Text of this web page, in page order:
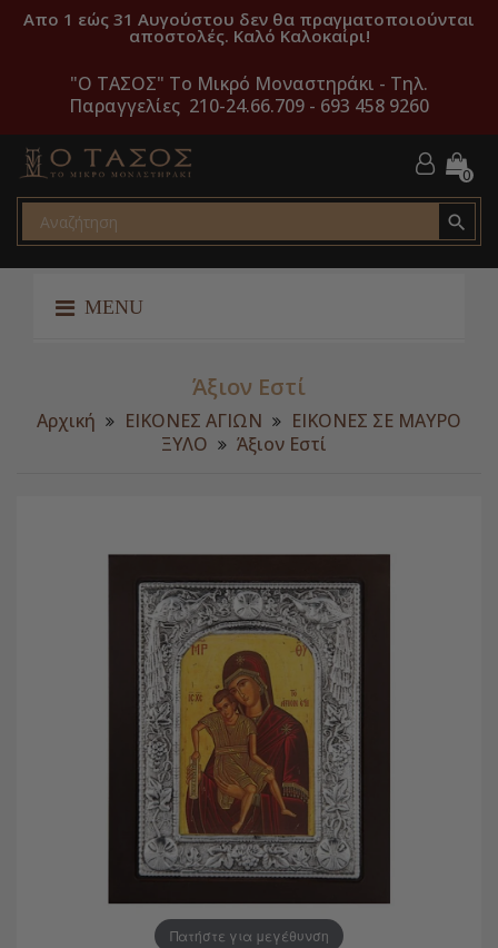
Απο 1 εώς 31 Αυγούστου δεν θα πραγματοποιούνται
αποστολές. Καλό Καλοκαίρι!
"O ΤΑΣΟΣ" Το Μικρό Μοναστηράκι - Τηλ.
Παραγγελίες 210-24.66.709 - 693 458 9260
0

MENU
Άξιον Εστί
Αρχική ΕΙΚΟΝΕΣ ΑΓΙΩΝ
ΕΙΚΟΝΕΣ ΣΕ ΜΑΥΡΟ
ΞΥΛΟ
Άξιον Εστί
Πατήστε για μεγέθυνση